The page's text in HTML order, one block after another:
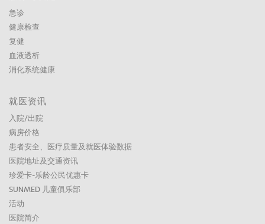
急诊
健康检查
复健
血液透析
消化系统健康
就医资讯
入院/出院
病房价格
患者安全、医疗质量及就医体验数据
医院地址及交通资讯
珍爱卡-乐龄公民优惠卡
SUNMED 儿童俱乐部
活动
医院简介